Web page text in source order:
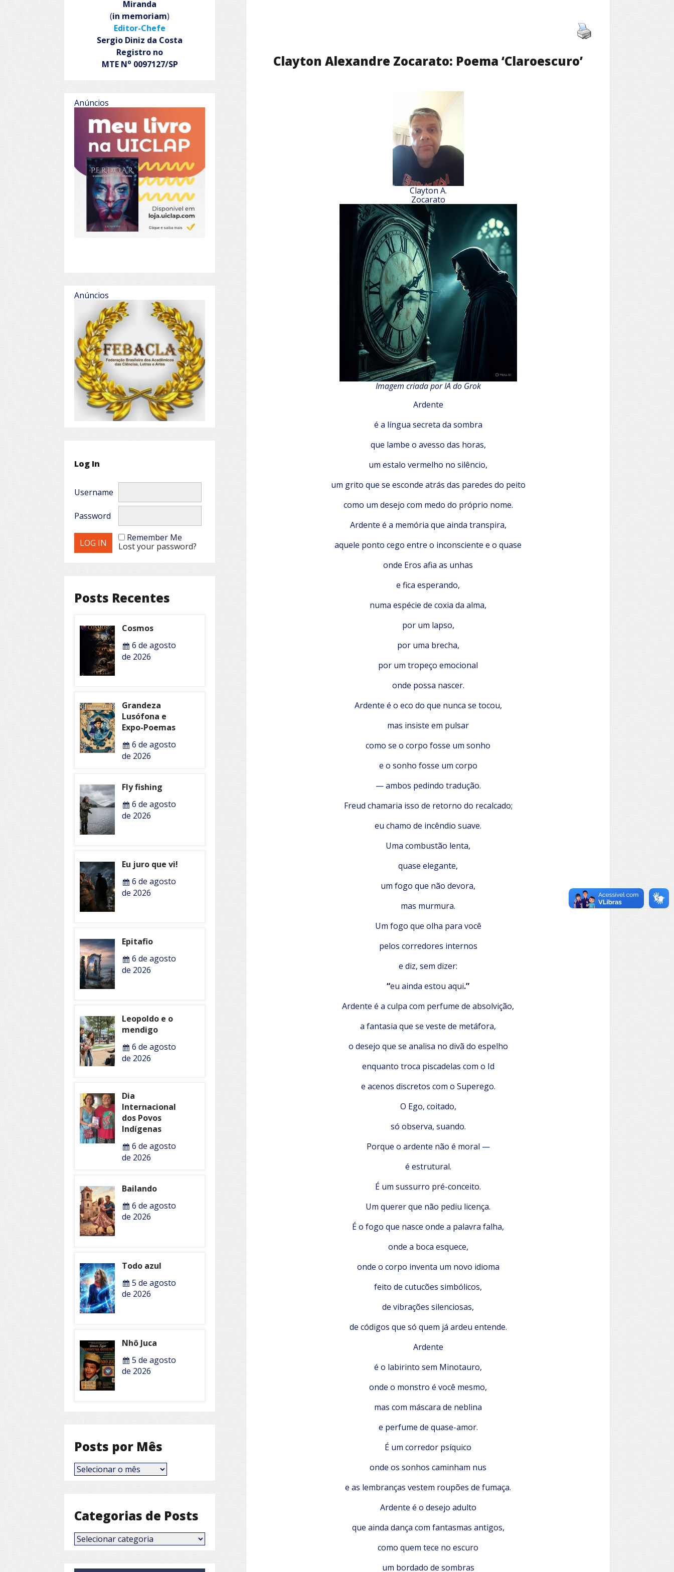
Clayton Alexandre Zocarato: Poema ‘Claroescuro’
Clayton A.
Zocarato
Imagem criada por IA do Grok
Ardente
é a língua secreta da sombra
que lambe o avesso das horas,
um estalo vermelho no silêncio,
um grito que se esconde atrás das paredes do peito
como um desejo com medo do próprio nome.
Ardente é a memória que ainda transpira,
aquele ponto cego entre o inconsciente e o quase
onde Eros afia as unhas
e fica esperando,
numa espécie de coxia da alma,
por um lapso,
por uma brecha,
por um tropeço emocional
onde possa nascer.
Ardente é o eco do que nunca se tocou,
mas insiste em pulsar
como se o corpo fosse um sonho
e o sonho fosse um corpo
— ambos pedindo tradução.
Freud chamaria isso de retorno do recalcado;
eu chamo de incêndio suave.
Uma combustão lenta,
quase elegante,
um fogo que não devora,
mas murmura.
Um fogo que olha para você
pelos corredores internos
e diz, sem dizer:
“eu ainda estou aqui.”
Ardente é a culpa com perfume de absolvição,
a fantasia que se veste de metáfora,
o desejo que se analisa no divã do espelho
enquanto troca piscadelas com o Id
e acenos discretos com o Superego.
O Ego, coitado,
só observa, suando.
Porque o ardente não é moral —
é estrutural.
É um sussurro pré-conceito.
Um querer que não pediu licença.
É o fogo que nasce onde a palavra falha,
onde a boca esquece,
onde o corpo inventa um novo idioma
feito de cutucões simbólicos,
de vibrações silenciosas,
de códigos que só quem já ardeu entende.
Ardente
é o labirinto sem Minotauro,
onde o monstro é você mesmo,
mas com máscara de neblina
e perfume de quase-amor.
É um corredor psíquico
onde os sonhos caminham nus
e as lembranças vestem roupões de fumaça.
Ardente é o desejo adulto
que ainda dança com fantasmas antigos,
como quem tece no escuro
um bordado de sombras
Miranda
(in memoriam)
Editor-Chefe
Sergio Diniz da Costa
Registro no
MTE No 0097127/SP
Anúncios
Anúncios
Log In
Username
Password
Remember Me
Lost your password?
Posts Recentes
Cosmos
6 de agosto
de 2026
Grandeza
Lusófona e
Expo-Poemas
6 de agosto
de 2026
Fly fishing
6 de agosto
de 2026
Eu juro que vi!
6 de agosto
de 2026
Epitafio
6 de agosto
de 2026
Leopoldo e o
mendigo
6 de agosto
de 2026
Dia
Internacional
dos Povos
Indígenas
6 de agosto
de 2026
Bailando
6 de agosto
de 2026
Todo azul
5 de agosto
de 2026
Nhô Juca
5 de agosto
de 2026
Posts por Mês
Posts
por
Categorias de Posts
Categorias
de